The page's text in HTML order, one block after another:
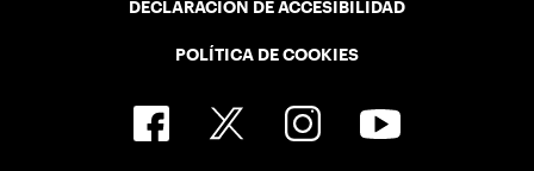
DECLARACIÓN DE ACCESIBILIDAD
POLÍTICA DE COOKIES